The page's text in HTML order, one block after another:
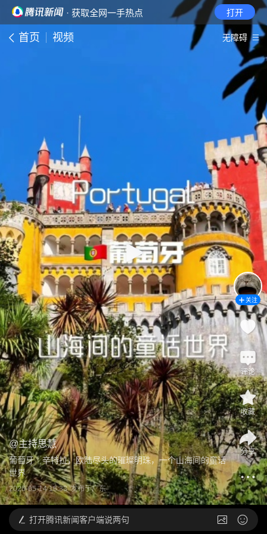
· 获取全网一手热点 打开
首页 视频 无障碍
@主持思慧
葡萄牙｜辛特拉，欧陆尽头的璀璨明珠，一个山海间的童话
世界
2026-05-14 16:33 发布于广东
关注
评论
收藏
分享
打开腾讯新闻客户端说两句